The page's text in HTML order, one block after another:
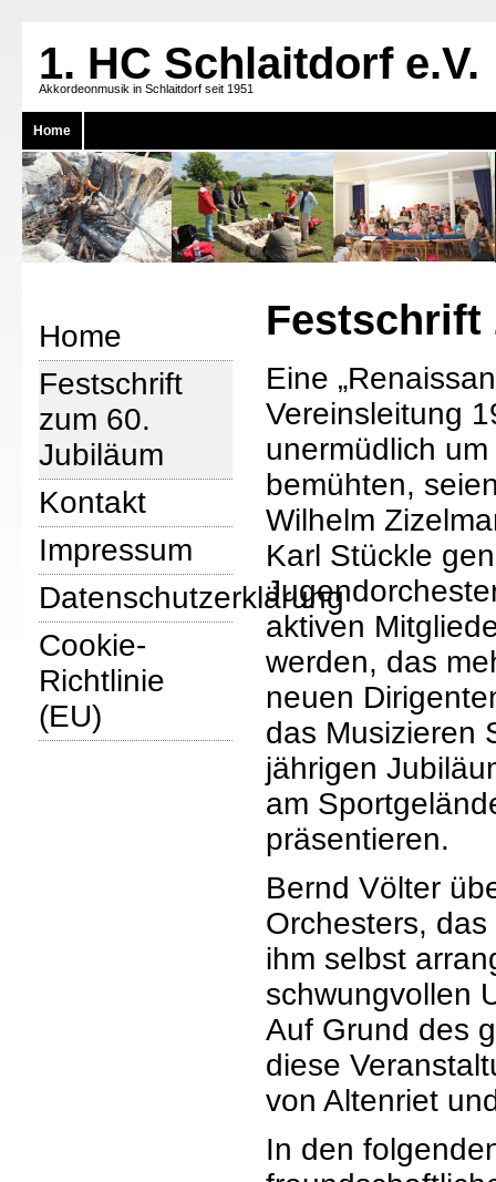
1. HC Schlaitdorf e.V.
Akkordeonmusik in Schlaitdorf seit 1951
Home
Home
Festschrift
zum 60.
Jubiläum
Kontakt
Impressum
Datenschutzerklärung
Cookie-
Richtlinie
(EU)
Festschrift
Eine
Vereinsleitung
unermüdlich
bemühten,
Wilhelm
Karl Stückle
aktiven
werden, das
neuen
das Musizieren
jährigen
am
präsentieren.
Bernd Völter
Orchesters,
ihm selbst
schwungvollen
Auf Grund des
diese
von Altenriet
In den